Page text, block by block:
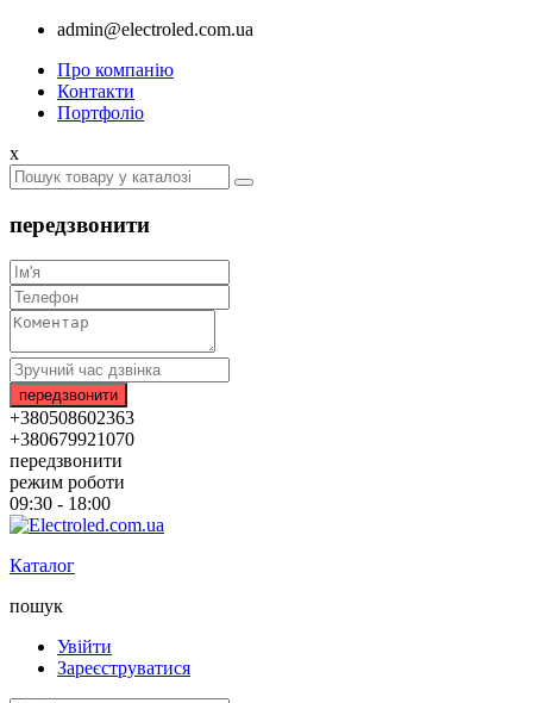
admin@electroled.com.ua
Про компанію
Контакти
Портфоліо
x
передзвонити
+380508602363
+380679921070
передзвонити
режим роботи
09:30 - 18:00
Каталог
пошук
Увійти
Зареєструватися